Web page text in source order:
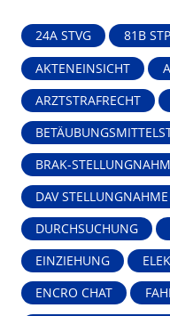
24A STVG 81B
AKTENEINSICHT
ARZTSTRAFRECHT
BRAK-
DAV STELLUNGNAHME
DURCHSUCHUNG
EINZIEHUNG
ENCRO CHAT